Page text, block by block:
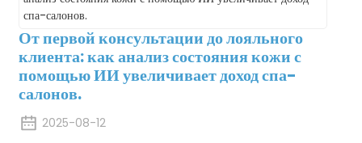
От первой консультации до лояльного
клиента: как анализ состояния кожи с
помощью ИИ увеличивает доход спа-
салонов.
2025-08-12